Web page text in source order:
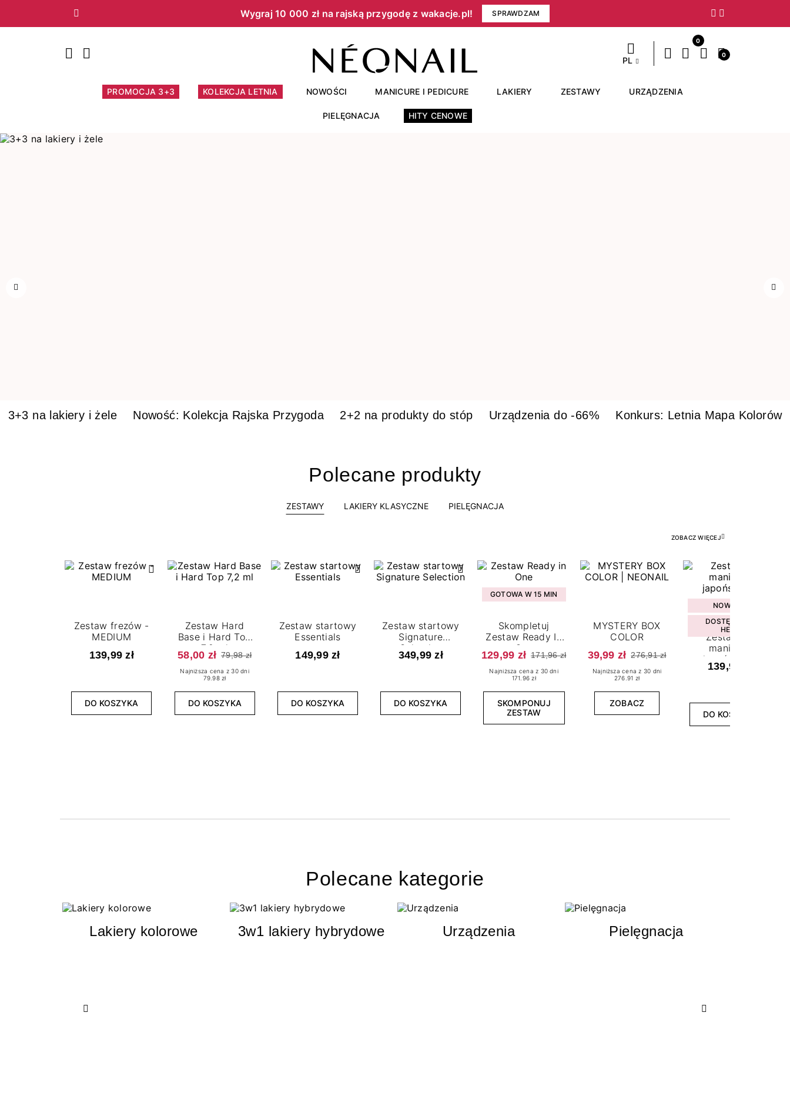
Wygraj 10 000 zł na rajską przygodę z wakacje.pl!​ SPRAWDZAM
Poprzedni Następny
PL
0
0
PROMOCJA 3+3 KOLEKCJA LETNIA NOWOŚCI MANICURE I PEDICURE LAKIERY ZESTAWY URZĄDZENIA
PIELĘGNACJA HITY CENOWE
3+3 na lakiery i żele Nowość: Kolekcja Rajska Przygoda 2+2 na produkty do stóp Urządzenia do -66% Konkurs: Letnia Mapa Kolorów
Polecane produkty
ZESTAWY LAKIERY KLASYCZNE PIELĘGNACJA
ZOBACZ WIĘCEJ
Zestaw frezów -
MEDIUM
139,99 zł
DO KOSZYKA
Zestaw Hard
Base i Hard Top
7,2 ml
58,00 zł 79,98 zł
Najniższa cena z 30 dni
79.98 zł
DO KOSZYKA
Zestaw startowy
Essentials
149,99 zł
DO KOSZYKA
Zestaw startowy
Signature
Selection
349,99 zł
DO KOSZYKA
GOTOWA W 15 MIN
Skompletuj
Zestaw Ready In
One
129,99 zł 171,96 zł
Najniższa cena z 30 dni
171.96 zł
SKOMPONUJ
ZESTAW
MYSTERY BOX
COLOR
39,99 zł 276,91 zł
Najniższa cena z 30 dni
276.91 zł
ZOBACZ
NOWOŚĆ
DOSTĘPNY W
HEBE
Zestaw do
manicure
japońskiego
139,99 zł
DO KOSZYKA
Polecane kategorie
Lakiery kolorowe 3w1 lakiery hybrydowe Urządzenia Pielęgnacja